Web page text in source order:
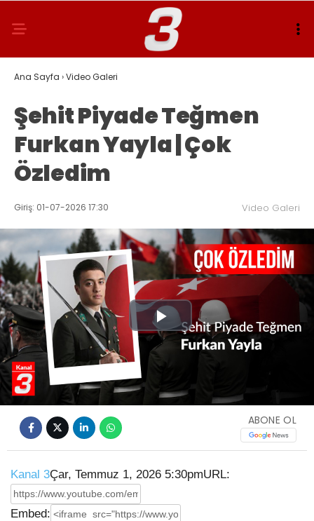
Ana Sayfa ›Video Galeri
Şehit Piyade Teğmen
Furkan Yayla | Çok
Özledim
Giriş: 01-07-2026 17:30 Video Galeri
Play
Video
ABONE OL
Kanal 3Çar, Temmuz 1, 2026 5:30pmURL:
Embed: